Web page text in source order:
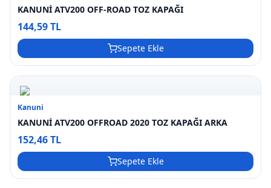
KANUNİ ATV200 OFF-ROAD TOZ KAPAĞI
144,59 TL
Sepete Ekle
Kanuni
KANUNİ ATV200 OFFROAD 2020 TOZ KAPAĞI ARKA
152,46 TL
Sepete Ekle